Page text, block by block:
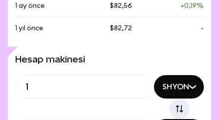
1 ay önce $82,56 +0,19%
1 yıl önce $82,72 -
Hesap makinesi
SHYON